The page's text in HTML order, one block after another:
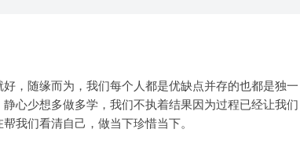
，随缘而为，我们每个人都是优缺点并存的也都是独一
心少想多做多学，我们不执着结果因为过程已经让我们
我们看清自己，做当下珍惜当下。